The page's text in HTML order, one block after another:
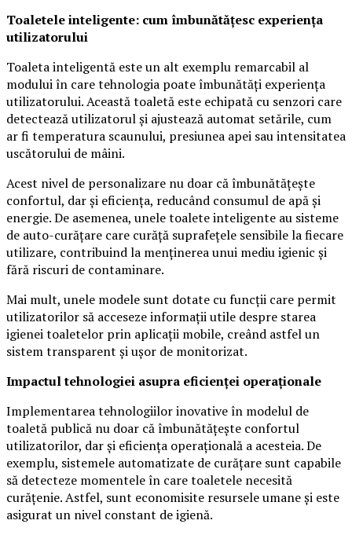
Toaletele inteligente: cum îmbunătățesc experiența
utilizatorului
Toaleta inteligentă este un alt exemplu remarcabil al
modului în care tehnologia poate îmbunătăți experiența
utilizatorului. Această toaletă este echipată cu senzori care
detectează utilizatorul și ajustează automat setările, cum
ar fi temperatura scaunului, presiunea apei sau intensitatea
uscătorului de mâini.
Acest nivel de personalizare nu doar că îmbunătățește
confortul, dar și eficiența, reducând consumul de apă și
energie. De asemenea, unele toalete inteligente au sisteme
de auto-curățare care curăță suprafețele sensibile la fiecare
utilizare, contribuind la menținerea unui mediu igienic și
fără riscuri de contaminare.
Mai mult, unele modele sunt dotate cu funcții care permit
utilizatorilor să acceseze informații utile despre starea
igienei toaletelor prin aplicații mobile, creând astfel un
sistem transparent și ușor de monitorizat.
Impactul tehnologiei asupra eficienței operaționale
Implementarea tehnologiilor inovative în modelul de
toaletă publică nu doar că îmbunătățește confortul
utilizatorilor, dar și eficiența operațională a acesteia. De
exemplu, sistemele automatizate de curățare sunt capabile
să detecteze momentele în care toaletele necesită
curățenie. Astfel, sunt economisite resursele umane și este
asigurat un nivel constant de igienă.